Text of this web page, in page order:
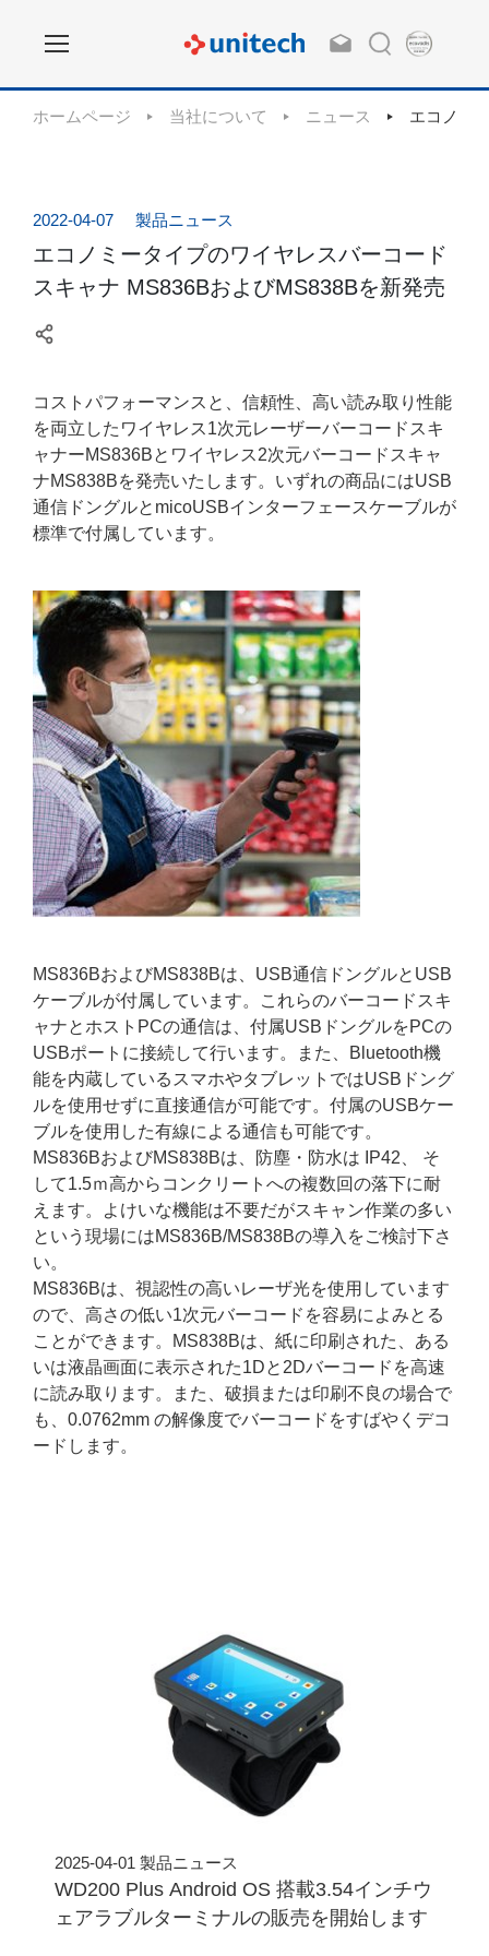
ホームページ 当社について ニュース エコノミ
2022-04-07 製品ニュース
エコノミータイプのワイヤレスバーコード
スキャナ MS836BおよびMS838Bを新発売
コストパフォーマンスと、信頼性、高い読み取り性能
を両立したワイヤレス1次元レーザーバーコードスキ
ャナーMS836Bとワイヤレス2次元バーコードスキャ
ナMS838Bを発売いたします。いずれの商品にはUSB
通信ドングルとmicoUSBインターフェースケーブルが
標準で付属しています。
MS836BおよびMS838Bは、USB通信ドングルとUSB
ケーブルが付属しています。これらのバーコードスキ
ャナとホストPCの通信は、付属USBドングルをPCの
USBポートに接続して行います。また、Bluetooth機
能を内蔵しているスマホやタブレットではUSBドング
ルを使用せずに直接通信が可能です。付属のUSBケー
ブルを使用した有線による通信も可能です。
MS836BおよびMS838Bは、防塵・防水は IP42、 そ
して1.5ｍ高からコンクリートへの複数回の落下に耐
えます。よけいな機能は不要だがスキャン作業の多い
という現場にはMS836B/MS838Bの導入をご検討下さ
い。
MS836Bは、視認性の高いレーザ光を使用しています
ので、高さの低い1次元バーコードを容易によみとる
ことができます。MS838Bは、紙に印刷された、ある
いは液晶画面に表示された1Dと2Dバーコードを高速
に読み取ります。また、破損または印刷不良の場合で
も、0.0762mm の解像度でバーコードをすばやくデコ
ードします。
2025-04-01 製品ニュース
WD200 Plus Android OS 搭載3.54インチウ
ェアラブルターミナルの販売を開始します